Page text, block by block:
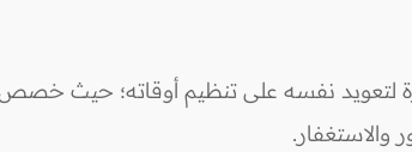
نفسه على تنظيم أوقاته؛ حيث خصص
والاستغفار.